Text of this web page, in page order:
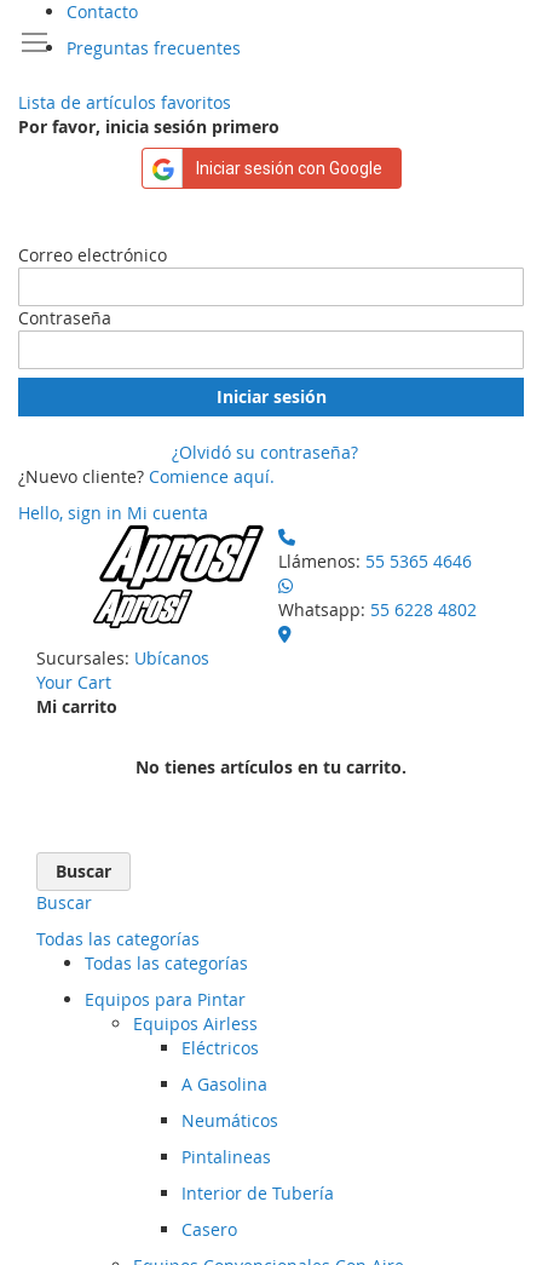
Contacto
Preguntas frecuentes
Lista de artículos favoritos
Por favor, inicia sesión primero
Iniciar sesión con Google
Correo electrónico
Contraseña
Iniciar sesión
¿Olvidó su contraseña?
¿Nuevo cliente? Comience aquí.
Hello, sign in Mi cuenta
Llámenos: 55 5365 4646
Whatsapp: 55 6228 4802
Sucursales: Ubícanos
Your Cart
Mi carrito
No tienes artículos en tu carrito.
Buscar
Buscar
Todas las categorías
Todas las categorías
Equipos para Pintar
Equipos Airless
Eléctricos
A Gasolina
Neumáticos
Pintalineas
Interior de Tubería
Casero